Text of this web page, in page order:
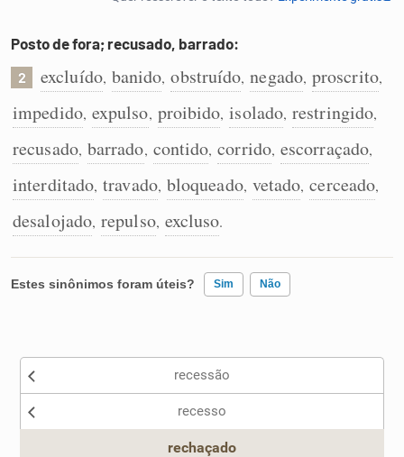
Caça-palavras
Dicionário
Sinônimos
Posto de fora; recusado, barrado:
2 excluído, banido, obstruído, negado, proscrito,
impedido, expulso, proibido, isolado, restringido,
recusado, barrado, contido, corrido, escorraçado,
interditado, travado, bloqueado, vetado, cerceado,
desalojado, repulso, excluso.
Estes sinônimos foram úteis? Sim Não
Nenhum dos sinônimos apresentados me ajudou
recessão
recesso
rechaçado